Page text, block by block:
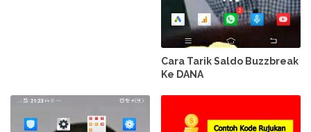
Cara Tarik Saldo Buzzbreak
Ke DANA